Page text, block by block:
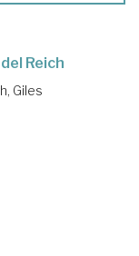
Reich
Giles